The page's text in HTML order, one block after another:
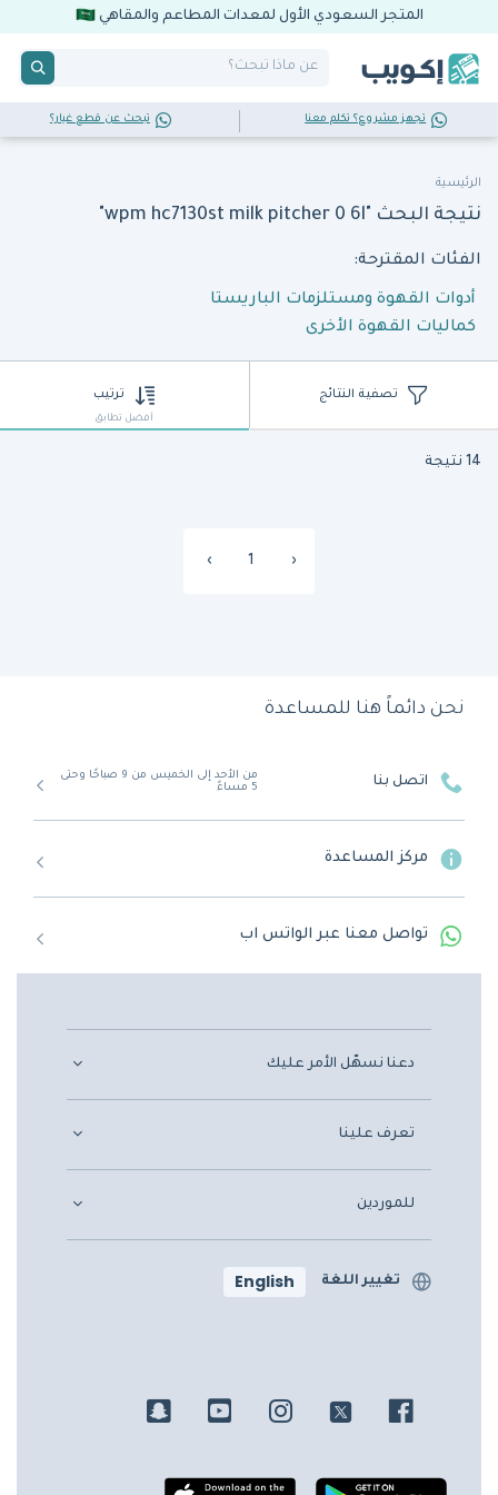
المتجر السعودي الأول لمعدات المطاعم والمقاهي
تجهز مشروع؟ تكلم معنا تبحث عن قطع غيار؟
الرئيسية
نتيجة البحث "wpm hc7130st milk pitcher 0 6l"
الفئات المقترحة:
أدوات القهوة ومستلزمات الباريستا
كماليات القهوة الأخرى
تصفية النتائج ترتيب
أفضل تطابق
14 نتيجة
‹
1
›
نحن دائماً هنا للمساعدة
اتصل بنا
من الأحد إلى الخميس من 9 صباحًا وحتى
5 مساءً
مركز المساعدة
تواصل معنا عبر الواتس اب
دعنا نسهّل الأمر عليك
تعرف علينا
للموردين
تغيير اللغة English